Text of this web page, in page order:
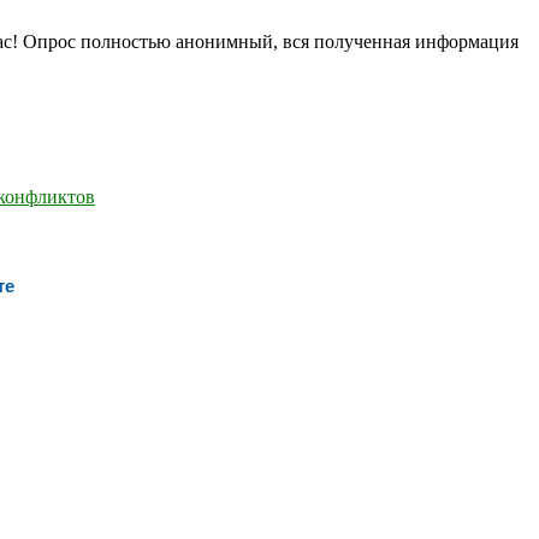
Опрос полностью анонимный, вся полученная информация